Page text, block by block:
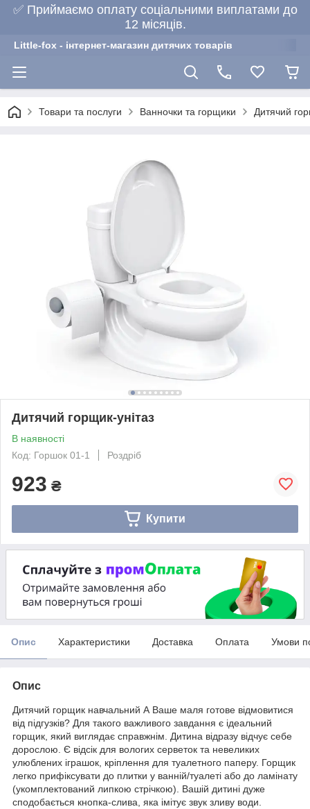
✅ Приймаємо оплату соціальними виплатами до
12 місяців.
Little-fox - інтернет-магазин дитячих товарів
Товари та послуги Ванночки та горщики Дитячий
Дитячий горщик-унітаз
В наявності
Код: Горшок 01-1
Роздріб
923 ₴
Купити
Опис Характеристики Доставка Оплата Умови
Опис
Дитячий горщик навчальний А Ваше маля готове відмовитися
від підгузків? Для такого важливого завдання є ідеальний
горщик, який виглядає справжнім. Дитина відразу відчує себе
дорослою. Є відсік для вологих серветок та невеликих
улюблених іграшок, кріплення для туалетного паперу. Горщик
легко прифіксувати до плитки у ванній/туалеті або до ламінату
(укомплектований липкою стрічкою). Вашій дитині дуже
сподобається кнопка-слива, яка імітує звук зливу води.